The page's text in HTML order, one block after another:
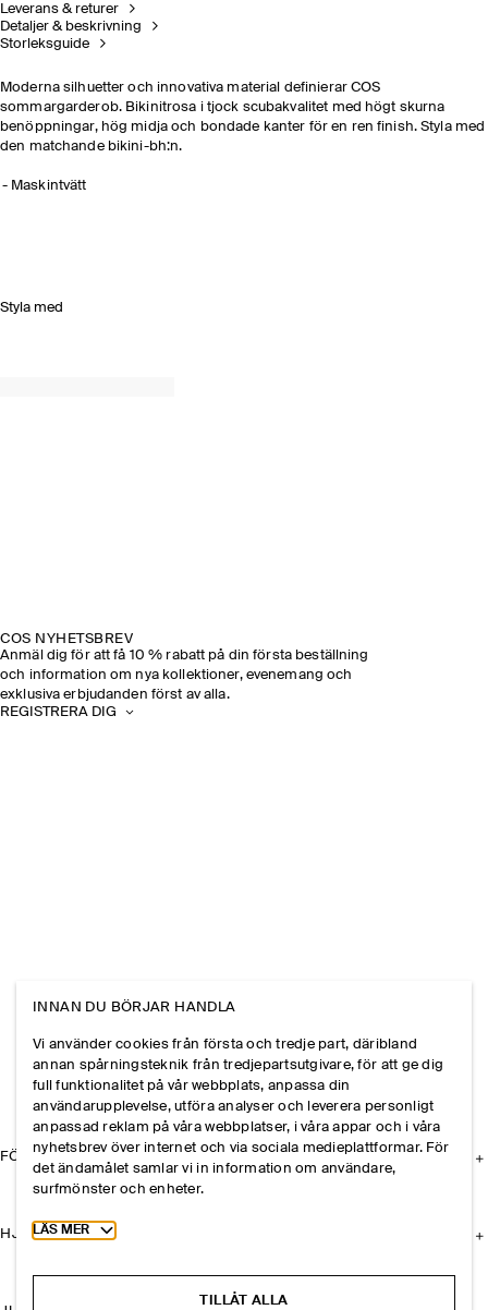
Leverans & returer
Detaljer & beskrivning
Storleksguide
Moderna silhuetter och innovativa material definierar COS
sommargarderob. Bikinitrosa i tjock scubakvalitet med högt skurna
benöppningar, hög midja och bondade kanter för en ren finish. Styla med
den matchande bikini-bh:n.
Maskintvätt
Styla med
COS NYHETSBREV
Anmäl dig för att få 10 % rabatt på din första beställning
och information om nya kollektioner, evenemang och
exklusiva erbjudanden först av alla.
REGISTRERA DIG
FÖRETAGET
HJÄLP
INNAN DU BÖRJAR HANDLA
Vi använder cookies från första och tredje part, däribland
annan spårningsteknik från tredjepartsutgivare, för att ge dig
full funktionalitet på vår webbplats, anpassa din
användarupplevelse, utföra analyser och leverera personligt
anpassad reklam på våra webbplatser, i våra appar och i våra
nyhetsbrev över internet och via sociala medieplattformar. För
det ändamålet samlar vi in information om användare,
surfmönster och enheter.
Toggle more cookie information
LÄS MER
TILLÅT ALLA